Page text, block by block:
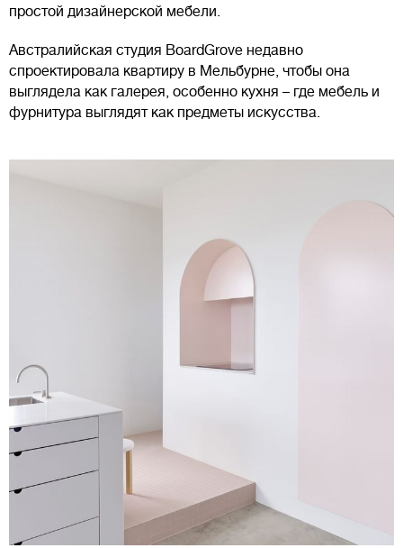
простой дизайнерской мебели.
Австралийская студия BoardGrove недавно
спроектировала квартиру в Мельбурне, чтобы она
выглядела как галерея, особенно кухня – где мебель и
фурнитура выглядят как предметы искусства.